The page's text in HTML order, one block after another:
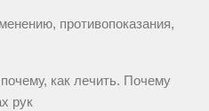
противопоказания,
как лечить. Почему
рук